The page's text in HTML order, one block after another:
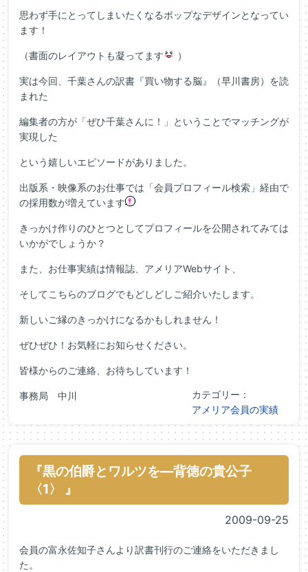
思わず手にとってしまいたくなるポップなデザインとなってい
ます！
（書面のレイアウトも凝ってます ）
実は今回、千葉さんの訳書『買い物する脳』（早川書房）を読
まれた
編集者の方が「ぜひ千葉さんに！」ということでマッチングが
実現した
という嬉しいエピソードがありました。
出版系・映像系のお仕事では「会員プロフィール検索」経由で
の採用数が増えています
きっかけ作りのひとつとしてプロフィールを公開されてみては
いかがでしょうか？
また、お仕事実績は情報誌、アメリアWebサイト、
そしてこちらのブログでもどしどしご紹介いたします。
新しいご縁のきっかけになるかもしれません！
ぜひぜひ！お気軽にお知らせください。
皆様からのご連絡、お待ちしています！
事務局 中川
カテゴリー：
アメリア会員の実績
『黒の伯爵とワルツを―背徳の貴公子
〈1〉 』
2009-09-25
会員の富永佐知子さんより訳書刊行のご連絡をいただきまし
た。